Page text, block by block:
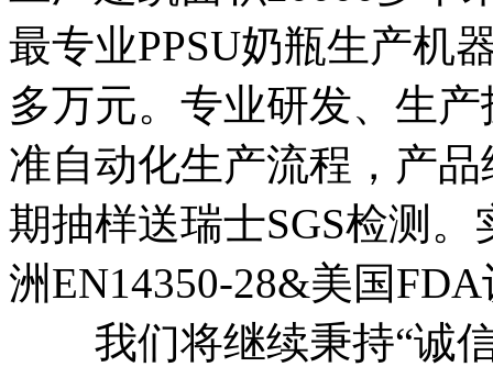
最专业PPSU奶瓶生产机
多万元。专业研发、生
准自动化生产流程，产
期抽样送瑞士SGS检测
洲EN14350-28&美国
我们将继续秉持“诚信